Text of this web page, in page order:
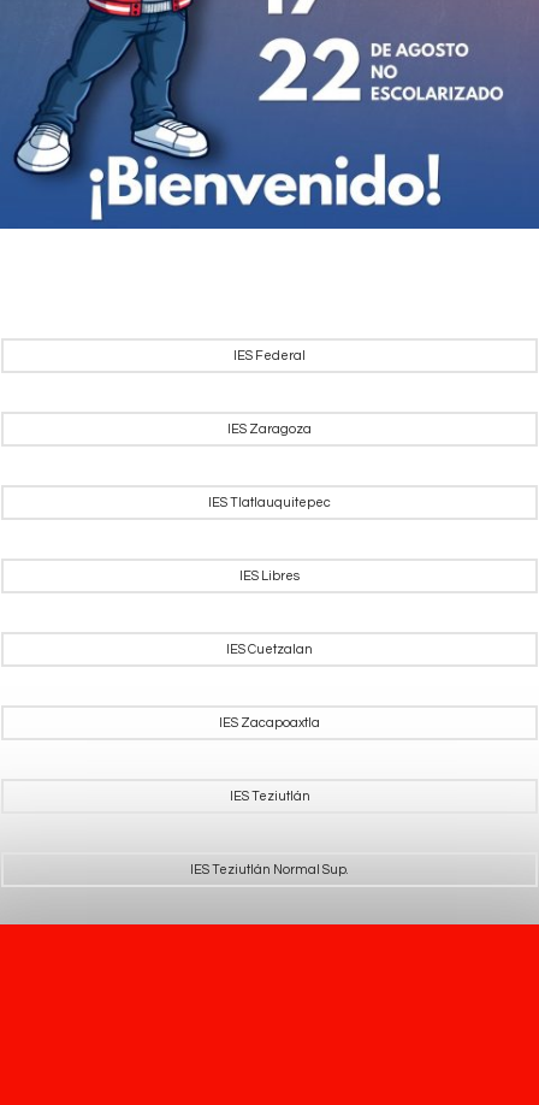
IES Federal
IES Zaragoza
IES Tlatlauquitepec
IES Libres
IES Cuetzalan
IES Zacapoaxtla
IES Teziutlán
IES Teziutlán Normal Sup.